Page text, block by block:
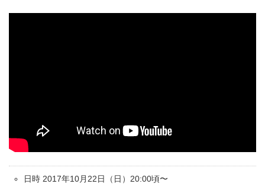
日時 2017年10月22日（日）20:00頃〜